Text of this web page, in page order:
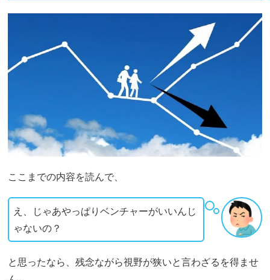
ここまでの内容を読んで、
え、じゃあやっぱりベンチャーがいいんじ
ゃないの？
と思ったなら、残念ながら視野が狭いと言わざるを得ませ